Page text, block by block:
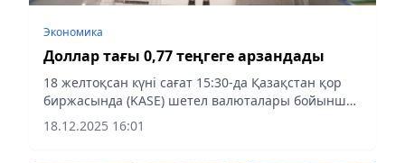
Экономика
Доллар тағы 0,77 теңгеге арзандады
18 желтоқсан күні сағат 15:30-да Қазақстан қор
биржасында (KASE) шетел валюталары бойынша
күндізгі сауда-саттық қорытындыланды, деп
хабарлайды aqshamnews.kz
18.12.2025 16:01